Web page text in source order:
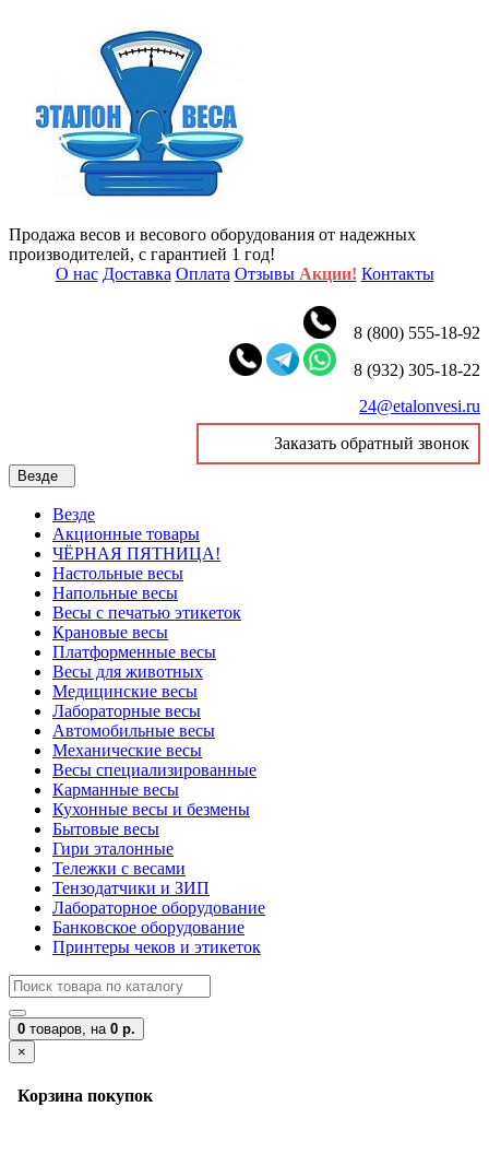
Продажа весов и весового оборудования от надежных
производителей, с гарантией 1 год!
О нас Доставка Оплата Отзывы Акции! Контакты
8 (800) 555-18-92
8 (932) 305-18-22
24@etalonvesi.ru
Заказать обратный звонок
Везде
Везде
Акционные товары
ЧЁРНАЯ ПЯТНИЦА!
Настольные весы
Напольные весы
Весы с печатью этикеток
Крановые весы
Платформенные весы
Весы для животных
Медицинские весы
Лабораторные весы
Автомобильные весы
Механические весы
Весы специализированные
Карманные весы
Кухонные весы и безмены
Бытовые весы
Гири эталонные
Тележки с весами
Тензодатчики и ЗИП
Лабораторное оборудование
Банковское оборудование
Принтеры чеков и этикеток
0 товаров, на 0 р.
×
Корзина покупок